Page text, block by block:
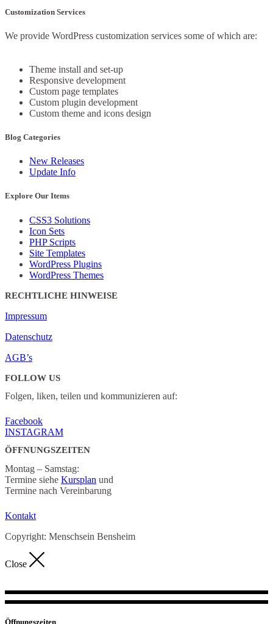
Customization Services
We provide WordPress customization services some of which are:
Theme install and set-up
Responsive development
Custom page templates
Custom plugin development
Custom theme and icons design
Blog Categories
New Releases
Update Info
Explore Our Items
CSS3 Solutions
Icon Sets
PHP Scripts
Site Templates
WordPress Plugins
WordPress Themes
RECHTLICHE HINWEISE
Impressum
Datenschutz
AGB’s
FOLLOW US
Folgen, liken, teilen und kommunizieren auf:
Facebook
INSTAGRAM
ÖFFNUNGSZEITEN
Montag – Samstag:
Termine siehe Kursplan und
Termine nach Vereinbarung
Kontakt
Copyright: Menschsein Bensheim
Close
Öffnungszeiten